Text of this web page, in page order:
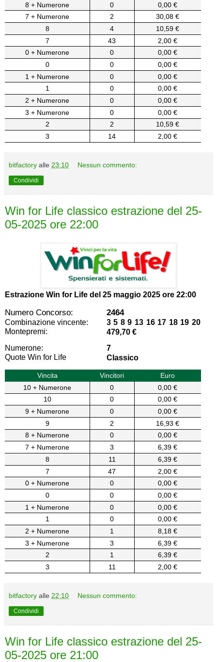
8 + Numerone
0
0,00 €
7 + Numerone
2
30,08 €
8
4
10,59 €
7
43
2,00 €
0 + Numerone
0
0,00 €
0
0
0,00 €
1 + Numerone
0
0,00 €
1
0
0,00 €
2 + Numerone
0
0,00 €
3 + Numerone
0
0,00 €
2
2
10,59 €
3
14 2,00 €
bitfactory alle 23:10 Nessun commento:
Condividi
Win for Life classico estrazione del 25-
05-2025 ore 22:00
Estrazione Win for Life del 25 maggio 2025 ore 22:00
Numero Concorso: 2464
Combinazione vincente:
3 5 8 9 13 16 17 18 19 20
Montepremi:
479,70 €
Numerone:
7
Quote Win for Life
Classico
Vincita Vincitori
Euro
10 + Numerone
0
0,00 €
10
0
0,00 €
9 + Numerone
0
0,00 €
9
2
16,93 €
8 + Numerone
0
0,00 €
7 + Numerone
3
6,39 €
8
11
6,39 €
7
47
2,00 €
0 + Numerone
0
0,00 €
0
0
0,00 €
1 + Numerone
0
0,00 €
1
0
0,00 €
2 + Numerone
1
8,18 €
3 + Numerone
3
6,39 €
2
1
6,39 €
3
11 2,00 €
bitfactory alle 22:10 Nessun commento:
Condividi
Win for Life classico estrazione del 25-
05-2025 ore 21:00